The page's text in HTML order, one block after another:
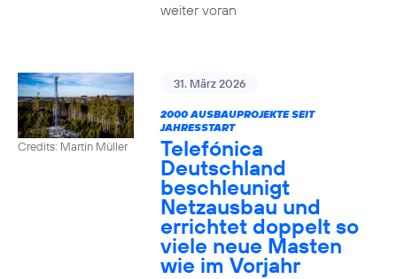
weiter voran
Credits: Martin Müller
31. März 2026
2000 AUSBAUPROJEKTE SEIT
JAHRESSTART
Telefónica
Deutschland
beschleunigt
Netzausbau und
errichtet doppelt so
viele neue Masten
wie im Vorjahr